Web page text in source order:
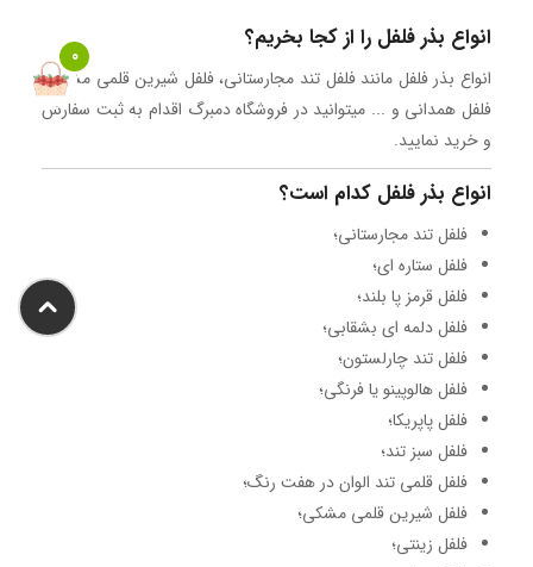
انواع بذر فلفل را از کجا بخریم؟
انواع بذر فلفل مانند فلفل تند مجارستانی، فلفل شیرین قلمی مشکی،
فلفل همدانی و ... میتوانید در فروشگاه دمبرگ اقدام به ثبت سفارش
و خرید نمایید.
انواع بذر فلفل کدام است؟
فلفل تند مجارستانی؛
فلفل ستاره ای؛
فلفل قرمز پا بلند؛
فلفل دلمه ای بشقابی؛
فلفل تند چارلستون؛
فلفل هالوپینو یا فرنگی؛
فلفل پاپریکا؛
فلفل سبز تند؛
فلفل قلمی تند الوان در هفت رنگ؛
فلفل شیرین قلمی مشکی؛
فلفل زینتی؛
0